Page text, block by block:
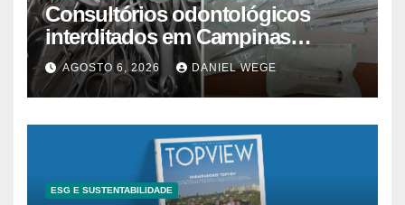
Consultórios odontológicos
interditados em Campinas
superam 2025
AGOSTO 6, 2026 DANIEL WEGE
ESG E SUSTENTABILIDADE